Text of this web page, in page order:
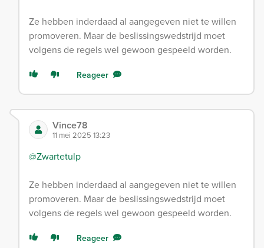
Ze hebben inderdaad al aangegeven niet te willen
promoveren. Maar de beslissingswedstrijd moet
volgens de regels wel gewoon gespeeld worden.
Reageer
Vince78
11 mei 2025 13:23
@Zwartetulp
Ze hebben inderdaad al aangegeven niet te willen
promoveren. Maar de beslissingswedstrijd moet
volgens de regels wel gewoon gespeeld worden.
Reageer